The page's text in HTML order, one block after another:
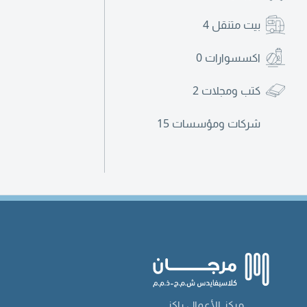
بيت متنقل 4
اكسسوارات 0
كتب ومجلات 2
شركات ومؤسسات 15